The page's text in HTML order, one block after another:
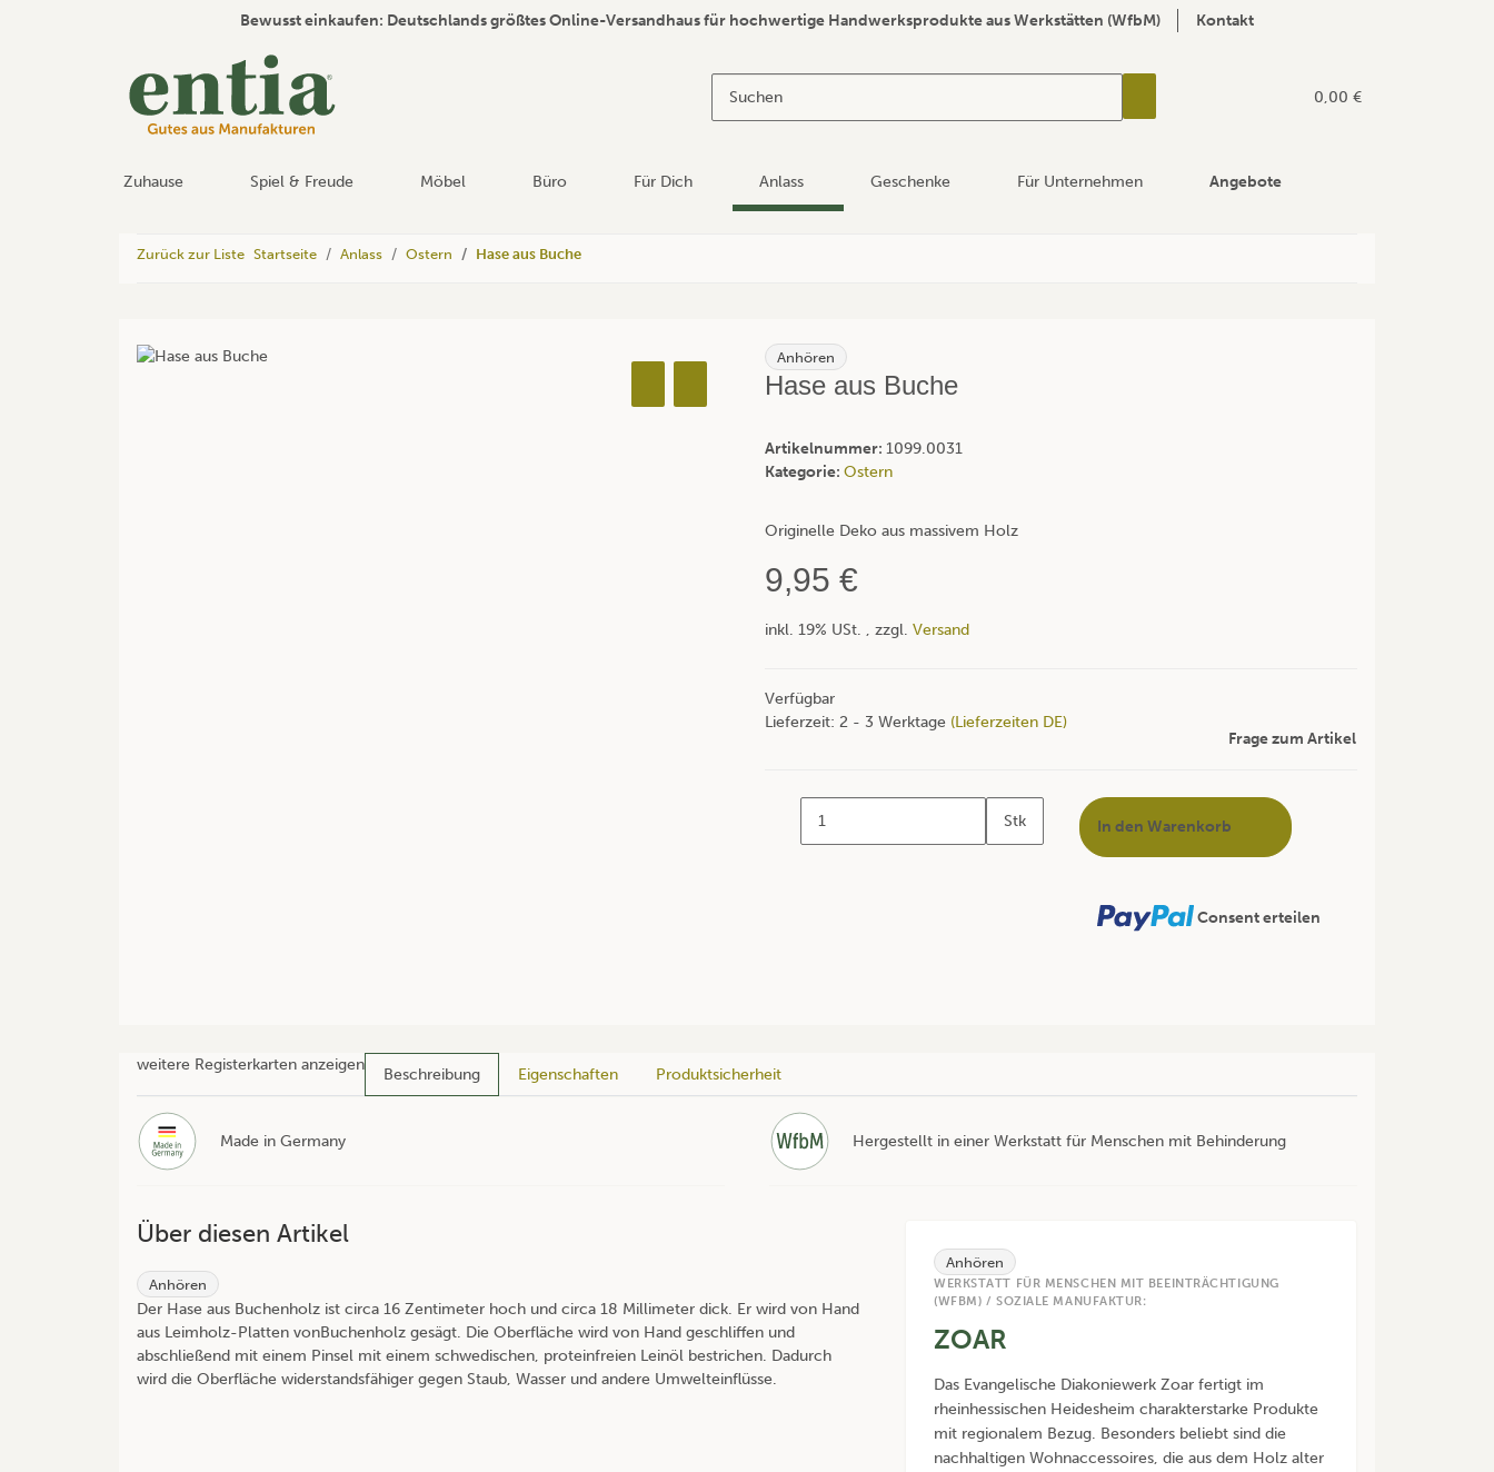
Bewusst einkaufen: Deutschlands größtes Online-Versandhaus für hochwertige Handwerksprodukte aus Werkstätten (WfbM) Kontakt
0,00 €
Zuhause Spiel & Freude Möbel Büro Für Dich Anlass Geschenke Für Unternehmen Angebote
Zurück zur Liste Startseite Anlass Ostern Hase aus Buche
Anhören
Hase aus Buche
Artikelnummer: 1099.0031
Kategorie: Ostern
Originelle Deko aus massivem Holz
9,95 €
inkl. 19% USt. , zzgl. Versand
Verfügbar
Lieferzeit: 2 - 3 Werktage (Lieferzeiten DE)
Frage zum Artikel
Stk In den Warenkorb
Consent erteilen
weitere Registerkarten anzeigen
Beschreibung Eigenschaften Produktsicherheit
Made in Germany Hergestellt in einer Werkstatt für Menschen mit Behinderung
Über diesen Artikel
Anhören
Der Hase aus Buchenholz ist circa 16 Zentimeter hoch und circa 18 Millimeter dick. Er wird von Hand
aus Leimholz-Platten vonBuchenholz gesägt. Die Oberfläche wird von Hand geschliffen und
abschließend mit einem Pinsel mit einem schwedischen, proteinfreien Leinöl bestrichen. Dadurch
wird die Oberfläche widerstandsfähiger gegen Staub, Wasser und andere Umwelteinflüsse.
Anhören
WERKSTATT FÜR MENSCHEN MIT BEEINTRÄCHTIGUNG
(WFBM) / SOZIALE MANUFAKTUR:
ZOAR
Das Evangelische Diakoniewerk Zoar fertigt im
rheinhessischen Heidesheim charakterstarke Produkte
mit regionalem Bezug. Besonders beliebt sind die
nachhaltigen Wohnaccessoires, die aus dem Holz alter